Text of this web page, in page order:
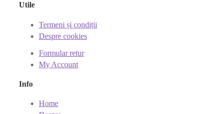
Utile
Termeni și condiții
Despre cookies
Formular retur
My Account
Info
Home